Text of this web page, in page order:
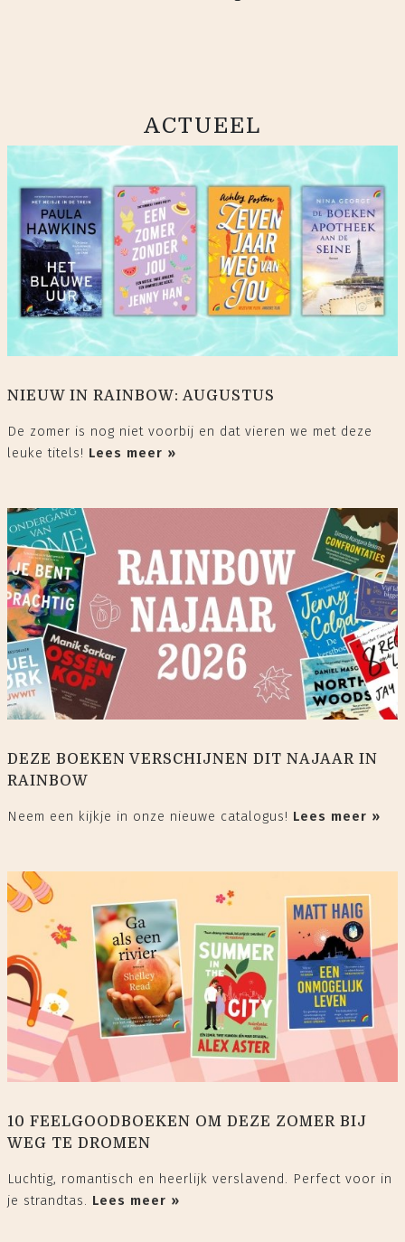
ACTUEEL
NIEUW IN RAINBOW: AUGUSTUS
De zomer is nog niet voorbij en dat vieren we met deze
leuke titels! Lees meer »
DEZE BOEKEN VERSCHIJNEN DIT NAJAAR IN
RAINBOW
Neem een kijkje in onze nieuwe catalogus! Lees meer »
10 FEELGOODBOEKEN OM DEZE ZOMER BIJ
WEG TE DROMEN
Luchtig, romantisch en heerlijk verslavend. Perfect voor in
je strandtas. Lees meer »